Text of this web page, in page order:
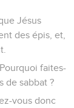
Jésus
des épis, et,
faites-
de sabbat ?
vous donc